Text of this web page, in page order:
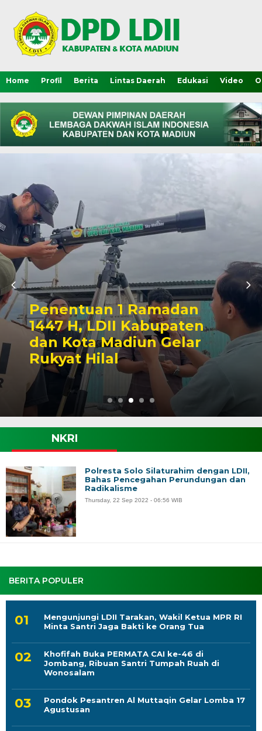
Home Profil Berita Lintas Daerah Edukasi Video
Penentuan 1 Ramadan
1447 H, LDII Kabupaten
dan Kota Madiun Gelar
Rukyat Hilal
BERITA POPULER
Mengunjungi LDII Tarakan, Wakil Ketua MPR RI
Minta Santri Jaga Bakti ke Orang Tua
Khofifah Buka PERMATA CAI ke-46 di
Jombang, Ribuan Santri Tumpah Ruah di
Wonosalam
Pondok Pesantren Al Muttaqin Gelar Lomba 17
Agustusan
NKRI
Polresta Solo Silaturahim dengan LDII,
Bahas Pencegahan Perundungan dan
Radikalisme
Thursday, 22 Sep 2022 - 06:56 WIB